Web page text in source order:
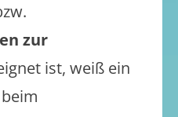
zur
ist, weiß ein